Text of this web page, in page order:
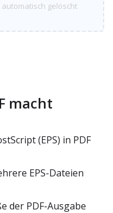
gelöscht
macht
(EPS) in PDF
EPS-Dateien
der PDF-Ausgabe